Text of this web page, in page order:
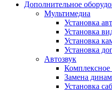
Дополнительное
Мультимедиа
Установка
Установка
Установка
Установка
Автозвук
Комплексное
Замена
Установка